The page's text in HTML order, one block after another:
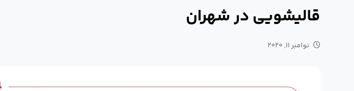
قالیشویی در شهران
نوامبر ۱۱, ۲۰۲۰